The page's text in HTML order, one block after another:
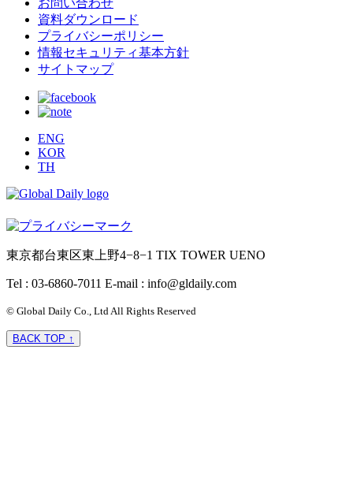
お問い合わせ
資料ダウンロード
プライバシーポリシー
情報セキュリティ基本方針
サイトマップ
ENG
KOR
TH
東京都台東区東上野4−8−1 TIX TOWER UENO
Tel : 03-6860-7011 E-mail : info@gldaily.com
© Global Daily Co., Ltd All Rights Reserved
BACK TOP ↑